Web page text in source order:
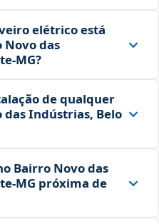
elétrico está
das
de qualquer
Indústrias, Belo
Bairro Novo das
próxima de